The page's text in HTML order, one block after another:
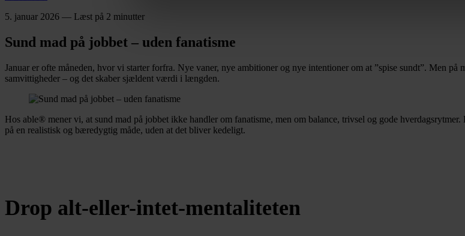
annonceringspartnere og analysepartnere. Vores partnere kan kombinere
dem, eller som de har indsamlet fra din brug af deres tjenester.
5. januar 2026 — Læst på 2 minutter
Sund mad på jobbet – uden fanatisme
Januar er ofte måneden, hvor vi starter forfra. Nye vaner, nye ambitioner og nye intentioner om at ”spise sundt”. Men
samvittigheder – og det skaber sjældent værdi i længden.
Hos able® mener vi, at sund mad på jobbet ikke handler om fanatisme, men om balance, trivsel og gode
på en realistisk og bæredygtig måde, uden at det bliver kedeligt.
Drop alt-eller-intet-mentaliteten